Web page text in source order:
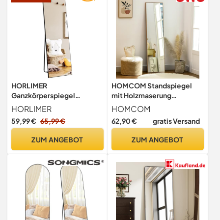
HORLIMER
Ganzkörperspiegel
Schwarz 150x41cm –
Flexibler Standspiegel &
Wandspiegel, Klare Sicht,
für Schlafzimmer &
HORLIMER
59,99 € 65,99 €
ZUM ANGEBOT
HOMCOM Standspiegel
mit Holzmaserung
Silber+Hellbraun 40 x 150
cm
HOMCOM
62,90 € gratis Versand
ZUM ANGEBOT